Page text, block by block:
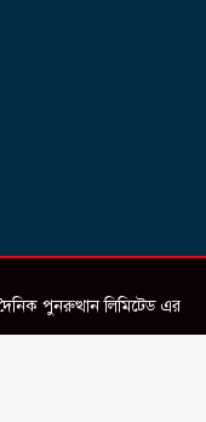
পুনরুত্থান লিমিটেড এর